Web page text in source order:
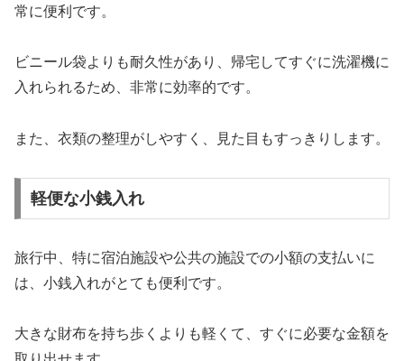
常に便利です。
ビニール袋よりも耐久性があり、帰宅してすぐに洗濯機に
入れられるため、非常に効率的です。
また、衣類の整理がしやすく、見た目もすっきりします。
軽便な小銭入れ
旅行中、特に宿泊施設や公共の施設での小額の支払いに
は、小銭入れがとても便利です。
大きな財布を持ち歩くよりも軽くて、すぐに必要な金額を